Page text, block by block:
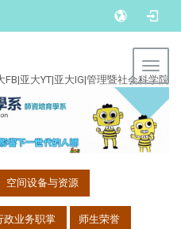
FB|亚大YT|亚大IG|管理暨社会科学院
空间设备与资源
政业务职掌 师生荣誉